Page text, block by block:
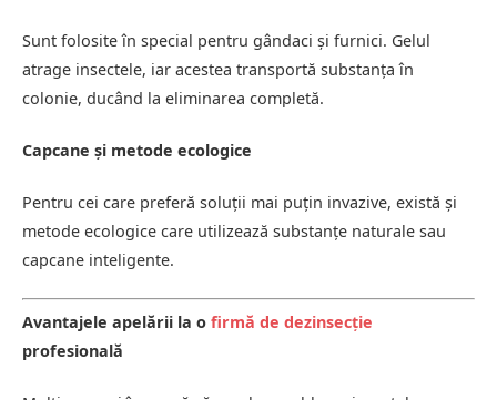
Sunt folosite în special pentru gândaci și furnici. Gelul
atrage insectele, iar acestea transportă substanța în
colonie, ducând la eliminarea completă.
Capcane și metode ecologice
Pentru cei care preferă soluții mai puțin invazive, există și
metode ecologice care utilizează substanțe naturale sau
capcane inteligente.
Avantajele apelării la o firmă de dezinsecție
profesională